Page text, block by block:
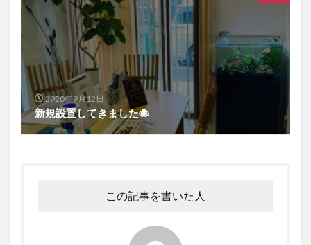
2020年9月12日
新規設置してきました🐙
この記事を書いた人